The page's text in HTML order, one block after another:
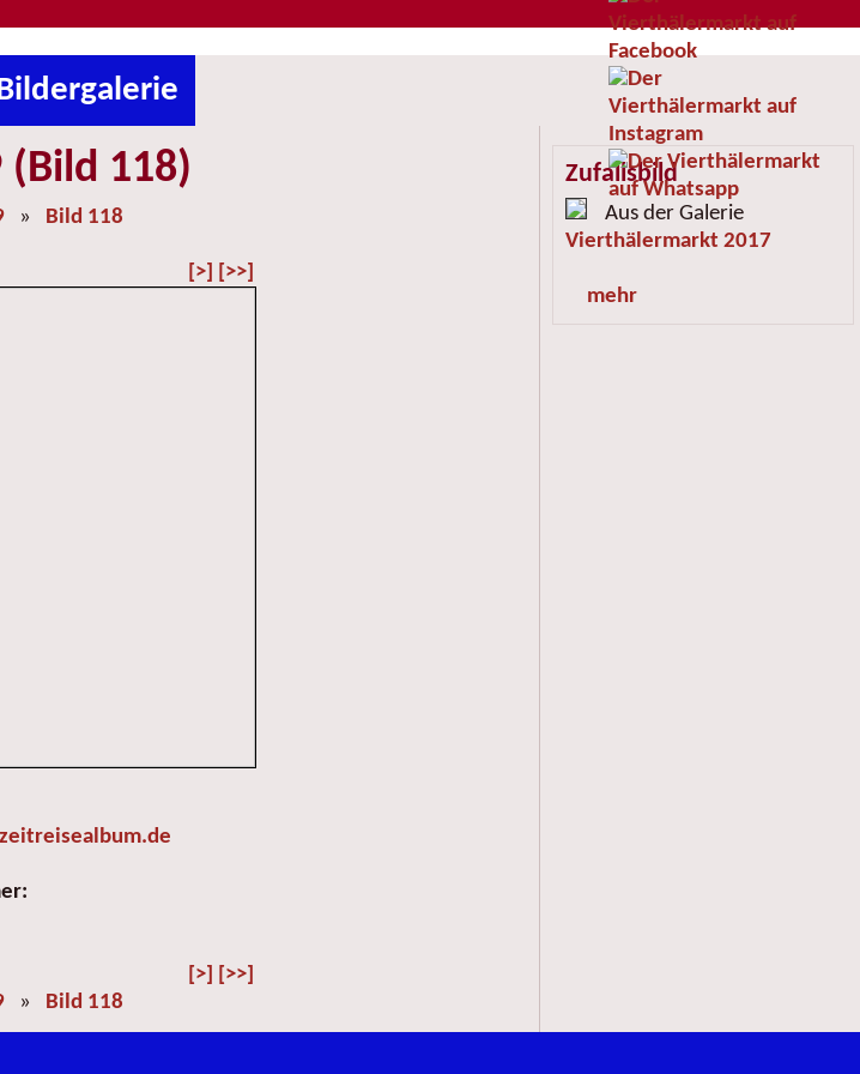
118)
» Bild 118
[>] [>>]
[>] [>>]
» Bild 118
Zufallsbild
Aus der Galerie
Vierthälermarkt 2017
mehr